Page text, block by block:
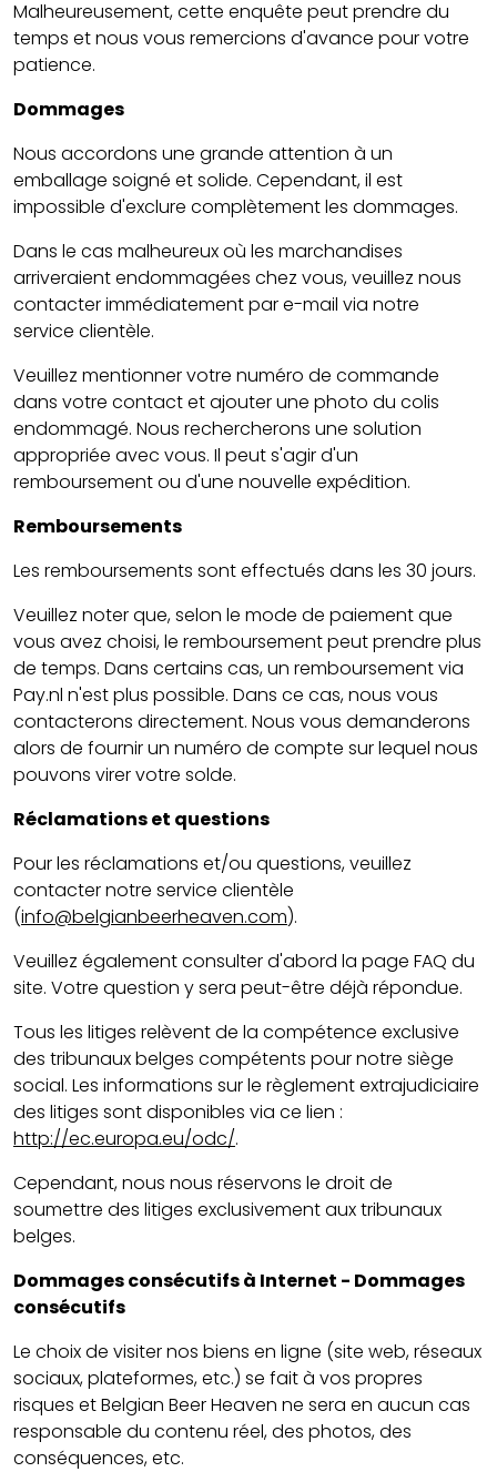
Malheureusement, cette enquête peut prendre du
temps et nous vous remercions d'avance pour votre
patience.
Dommages
Nous accordons une grande attention à un
emballage soigné et solide. Cependant, il est
impossible d'exclure complètement les dommages.
Dans le cas malheureux où les marchandises
arriveraient endommagées chez vous, veuillez nous
contacter immédiatement par e-mail via notre
service clientèle.
Veuillez mentionner votre numéro de commande
dans votre contact et ajouter une photo du colis
endommagé. Nous rechercherons une solution
appropriée avec vous. Il peut s'agir d'un
remboursement ou d'une nouvelle expédition.
Remboursements
Les remboursements sont effectués dans les 30 jours.
Veuillez noter que, selon le mode de paiement que
vous avez choisi, le remboursement peut prendre plus
de temps. Dans certains cas, un remboursement via
Pay.nl n'est plus possible. Dans ce cas, nous vous
contacterons directement. Nous vous demanderons
alors de fournir un numéro de compte sur lequel nous
pouvons virer votre solde.
Réclamations et questions
Pour les réclamations et/ou questions, veuillez
contacter notre service clientèle
(info@belgianbeerheaven.com).
Veuillez également consulter d'abord la page FAQ du
site. Votre question y sera peut-être déjà répondue.
Tous les litiges relèvent de la compétence exclusive
des tribunaux belges compétents pour notre siège
social. Les informations sur le règlement extrajudiciaire
des litiges sont disponibles via ce lien :
http://ec.europa.eu/odc/.
Cependant, nous nous réservons le droit de
soumettre des litiges exclusivement aux tribunaux
belges.
Dommages consécutifs à Internet - Dommages
consécutifs
Le choix de visiter nos biens en ligne (site web, réseaux
sociaux, plateformes, etc.) se fait à vos propres
risques et Belgian Beer Heaven ne sera en aucun cas
responsable du contenu réel, des photos, des
conséquences, etc.